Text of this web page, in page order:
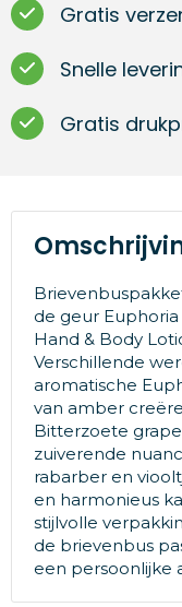
Gratis
Snelle
Gratis
de geur Euphoria
Hand & Body
Verschillende
aromatische
van amber
Bitterzoete
zuiverende
rabarber en
en harmonieus
stijlvolle
de brievenbus
een persoonlijke